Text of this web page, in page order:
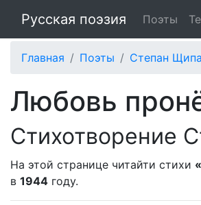
Русская поэзия Поэты
Главная Поэты Степан
Любовь
Стихотворение
На этой странице читайти стихи
в 1944 году.